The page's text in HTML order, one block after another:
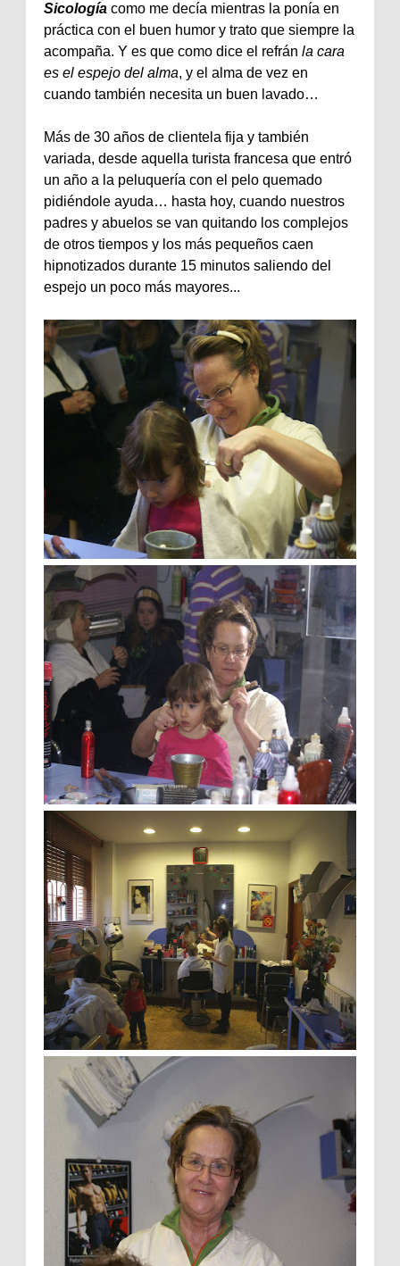
Sicología como me decía mientras la ponía en
práctica con el buen humor y trato que siempre la
acompaña. Y es que como dice el refrán la cara
es el espejo del alma, y el alma de vez en
cuando también necesita un buen lavado…
Más de 30 años de clientela fija y también
variada, desde aquella turista francesa que entró
un año a la peluquería con el pelo quemado
pidiéndole ayuda… hasta hoy, cuando nuestros
padres y abuelos se van quitando los complejos
de otros tiempos y los más pequeños caen
hipnotizados durante 15 minutos saliendo del
espejo un poco más mayores...